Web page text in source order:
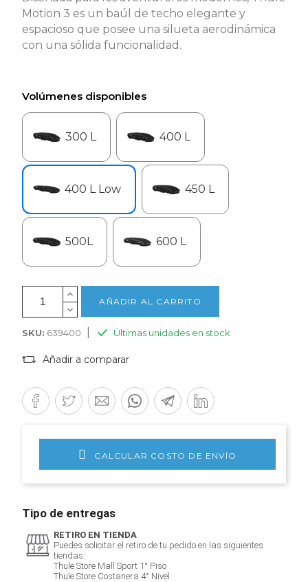
Motion 3 es un baúl de techo elegante y
espacioso que posee una silueta aerodinámica
con una sólida funcionalidad.
Volúmenes disponibles
300 L 400 L
400 L Low 450 L
500L 600 L
AÑADIR AL CARRITO
SKU: 639400 Últimas unidades en stock
Añadir a comparar
CALCULAR COSTO DE ENVÍO
Tipo de entregas
RETIRO EN TIENDA
Puedes solicitar el retiro de tu pedido en las siguientes
tiendas:
Thule Store Mall Sport 1° Piso
Thule Store Costanera 4° Nivel